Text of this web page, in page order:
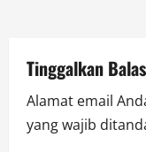
o
n
Tinggalkan
Alamat email
yang wajib